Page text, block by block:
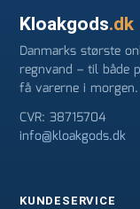
Kloakgods.dk
Danmarks største
regnvand – til både
få varerne i morgen.
CVR: 38715704
info@kloakgods.dk
KUNDESERVICE